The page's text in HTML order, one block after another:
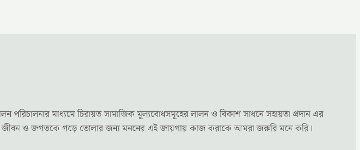
মাধ্যমে চিরায়ত সামাজিক মূল্যবোধসমূহের লালন ও বিকাশ সাধনে সহায়তা প্রদান এর
এ জীবন ও জগতকে গড়ে তোলার জন্য মননের এই জায়গায় কাজ করাকে আমরা জরুরি মনে করি।